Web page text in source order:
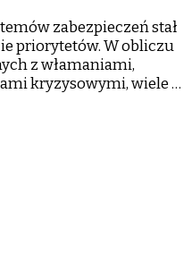
zabezpieczeń stał
priorytetów. W obliczu
z włamaniami,
kryzysowymi, wiele …